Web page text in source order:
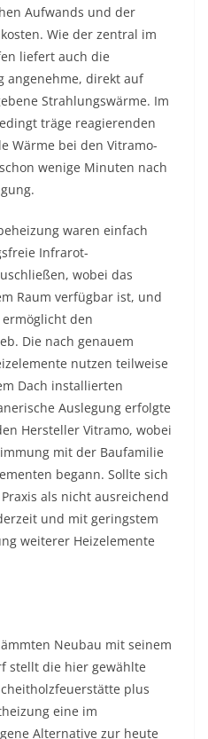
Aufwands und der
Wie der zentral im
liefert auch die
angenehme, direkt auf
Strahlungswärme. Im
träge reagierenden
Wärme bei den Vitramo-
wenige Minuten nach
waren einfach
Infrarot-
wobei das
Raum verfügbar ist, und
den
Die nach genauem
nutzen teilweise
Dach installierten
Auslegung erfolgte
Hersteller Vitramo, wobei
mit der Baufamilie
begann. Sollte sich
als nicht ausreichend
und mit geringstem
weiterer Heizelemente
Neubau mit seinem
stellt die hier gewählte
plus
eine im
Alternative zur heute